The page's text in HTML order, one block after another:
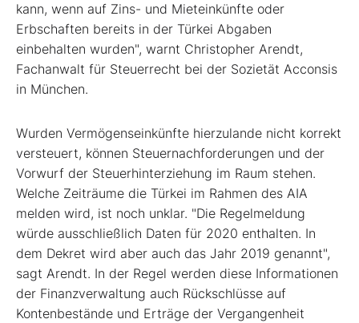
kann, wenn auf Zins- und Mieteinkünfte oder
Erbschaften bereits in der Türkei Abgaben
einbehalten wurden", warnt Christopher Arendt,
Fachanwalt für Steuerrecht bei der Sozietät Acconsis
in München.
Wurden Vermögenseinkünfte hierzulande nicht korrekt
versteuert, können Steuernachforderungen und der
Vorwurf der Steuerhinterziehung im Raum stehen.
Welche Zeiträume die Türkei im Rahmen des AIA
melden wird, ist noch unklar. "Die Regelmeldung
würde ausschließlich Daten für 2020 enthalten. In
dem Dekret wird aber auch das Jahr 2019 genannt",
sagt Arendt. In der Regel werden diese Informationen
der Finanzverwaltung auch Rückschlüsse auf
Kontenbestände und Erträge der Vergangenheit